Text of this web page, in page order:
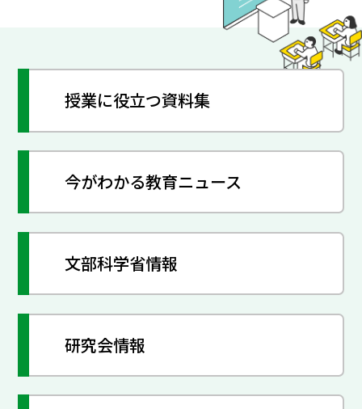
授業に役立つ資料集
今がわかる教育ニュース
文部科学省情報
研究会情報